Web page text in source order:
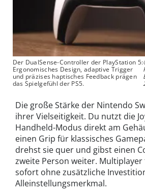
Der DualSense-Controller der PlayStation 5:
Ergonomisches Design, adaptive Trigger
und präzises haptisches Feedback prägen
das Spielgefühl der PS5.
Die große Stärke der Nintendo
ihrer Vielseitigkeit. Du nutzt die
Handheld-Modus direkt am
einen Grip für klassisches
drehst sie quer und gibst einen
zweite Person weiter.
sofort ohne zusätzliche
Alleinstellungsmerkmal.